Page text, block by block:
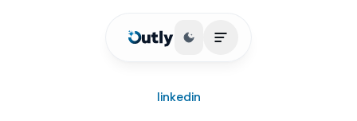
Basculer le thème
Ouvrir le menu
linkedin